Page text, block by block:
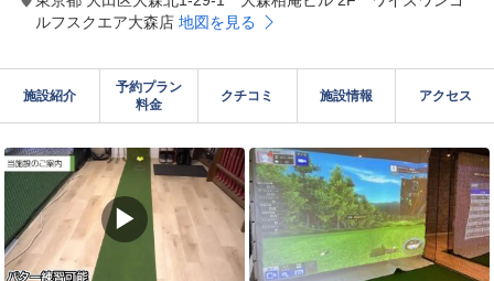
ルフスクエア大森店 地図を見る
施設紹介
予約プラン
料金
クチコミ 施設情報 アクセス
▶